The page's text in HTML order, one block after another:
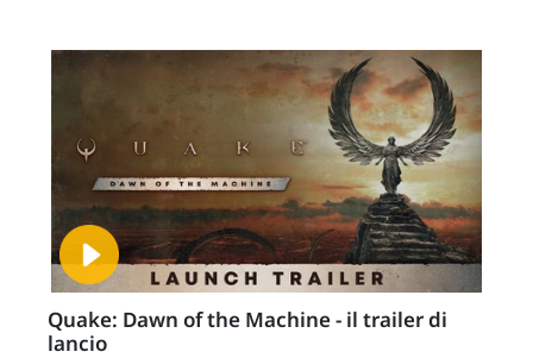
Quake: Dawn of the Machine - il trailer di
lancio